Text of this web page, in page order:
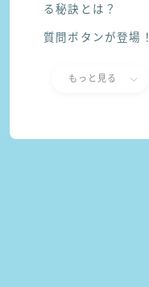
る秘訣とは？
質問ボタンが登場！
もっと見る